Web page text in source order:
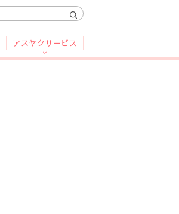
アスヤクサービス